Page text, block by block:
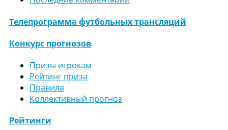
Телепрограмма футбольных трансляций
Конкурс прогнозов
Призы игрокам
Рейтинг приза
Правила
Коллективный прогноз
Рейтинги